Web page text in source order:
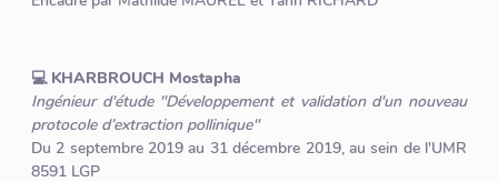
💻 KHARBROUCH Mostapha
Ingénieur d'étude "Développement et validation d'un nouveau
protocole d’extraction pollinique"
Du 2 septembre 2019 au 31 décembre 2019, au sein de l'UMR
8591 LGP